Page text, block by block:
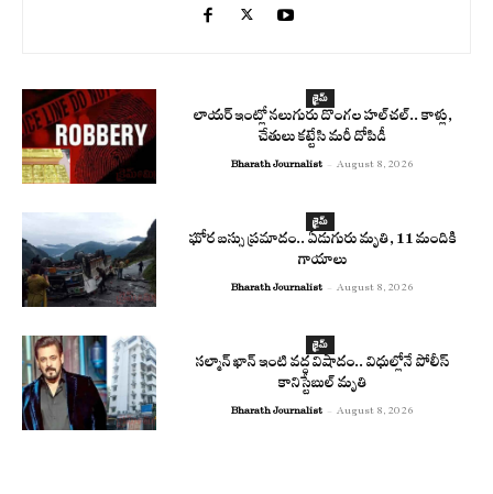
క్రైమ్
లాయర్ ఇంట్లో నలుగురు దొంగల హల్‌చల్.. కాళ్లు,
చేతులు కట్టేసి మరీ దోపిడీ
Bharath Journalist - August 8, 2026
క్రైమ్
ఘోర బస్సు ప్రమాదం.. ఏడుగురు మృతి, 11 మందికి
గాయాలు
Bharath Journalist - August 8, 2026
క్రైమ్
సల్మాన్ ఖాన్ ఇంటి వద్ద విషాదం.. విధుల్లోనే పోలీస్
కానిస్టేబుల్ మృతి
Bharath Journalist - August 8, 2026